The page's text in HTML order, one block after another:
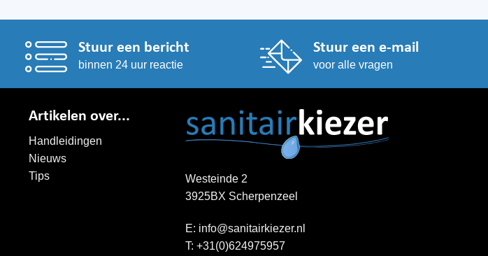
Stuur een bericht
binnen 24 uur reactie
Stuur een e-mail
voor alle vragen
Artikelen over...
Handleidingen
Nieuws
Tips
Westeinde 2
3925BX Scherpenzeel
E: info@sanitairkiezer.nl
T: +31(0)624975957